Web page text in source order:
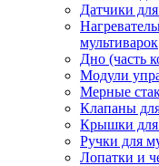
Датчики
мультиварок
Дно (часть
Модули
Мерные
Клапаны
Крышки для
Ручки для
Лопатки и